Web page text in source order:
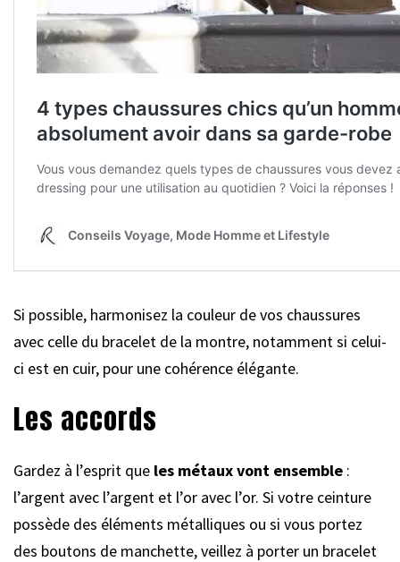
Si possible, harmonisez la couleur de vos chaussures
avec celle du bracelet de la montre, notamment si celui-
ci est en cuir, pour une cohérence élégante.
Les accords
Gardez à l’esprit que les métaux vont ensemble :
l’argent avec l’argent et l’or avec l’or. Si votre ceinture
possède des éléments métalliques ou si vous portez
des boutons de manchette, veillez à porter un bracelet